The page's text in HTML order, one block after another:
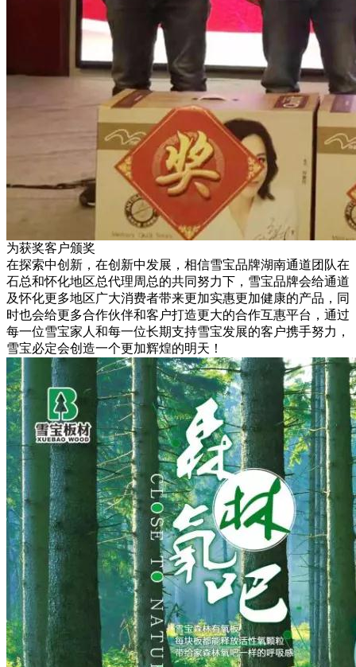
为获奖客户颁奖
在探索中创新，在创新中发展，相信雪宝品牌湖南通道团队在
石总和怀化地区总代理周总的共同努力下，雪宝品牌会给通道
及怀化更多地区广大消费者带来更加实惠更加健康的产品，同
时也会给更多合作伙伴和客户打造更大的合作互惠平台，通过
每一位雪宝家人和每一位长期支持雪宝发展的客户携手努力，
雪宝必定会创造一个更加辉煌的明天！